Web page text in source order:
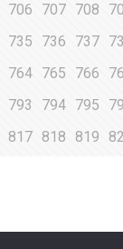
706 707 708
735 736 737
764 765 766
793 794 795
817 818 819